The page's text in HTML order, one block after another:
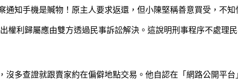
知手機是贓物！原主人要求返還，但小陳堅稱善意買受，不
權利歸屬應由雙方透過民事訴訟解決。這說明刑事程序不處理
沒多查證就跟賣家約在偏僻地點交易。他自認在「網路公開平